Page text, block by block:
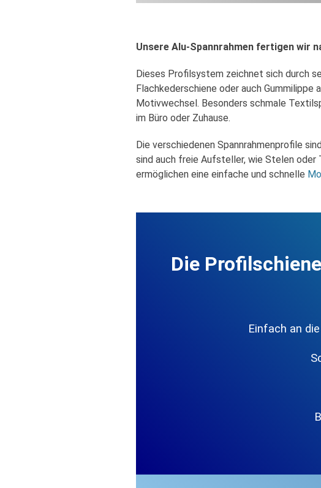
Unsere Alu-Spannrahmen fertigen wir
Dieses Profilsystem zeichnet sich durch
Flachkederschiene oder auch
Motivwechsel. Besonders schmale
im Büro oder Zuhause.
Die verschiedenen Spannrahmenprofile
sind auch freie Aufsteller, wie Stelen oder
ermöglichen eine einfache und schnelle
Die
Einfach an